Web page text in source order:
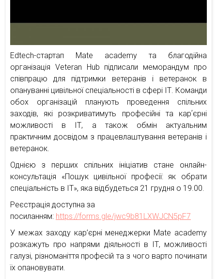
Edtech-стартап Mate academy та благодійна
організація Veteran Hub підписали меморандум про
співпрацю для підтримки ветеранів і ветеранок в
опануванні цивільної спеціальності в сфері ІТ. Команди
обох організацій планують проведення спільних
заходів, які розкриватимуть професійні та карʼєрні
можливості в ІТ, а також обмін актуальним
практичним досвідом з працевлаштування ветеранів і
ветеранок.
Однією з перших спільних ініціатив стане онлайн-
консультація «Пошук цивільної професії: як обрати
спеціальність в ІТ», яка відбудеться 21 грудня о 19.00.
Реєстрація доступна за
посиланням: https://forms.gle/jwc9b81LXWJCN5pF7
У межах заходу кар’єрні менеджерки Mate academy
розкажуть про напрями діяльності в ІТ, можливості
галузі, різноманіття професій та з чого варто починати
їх опановувати.